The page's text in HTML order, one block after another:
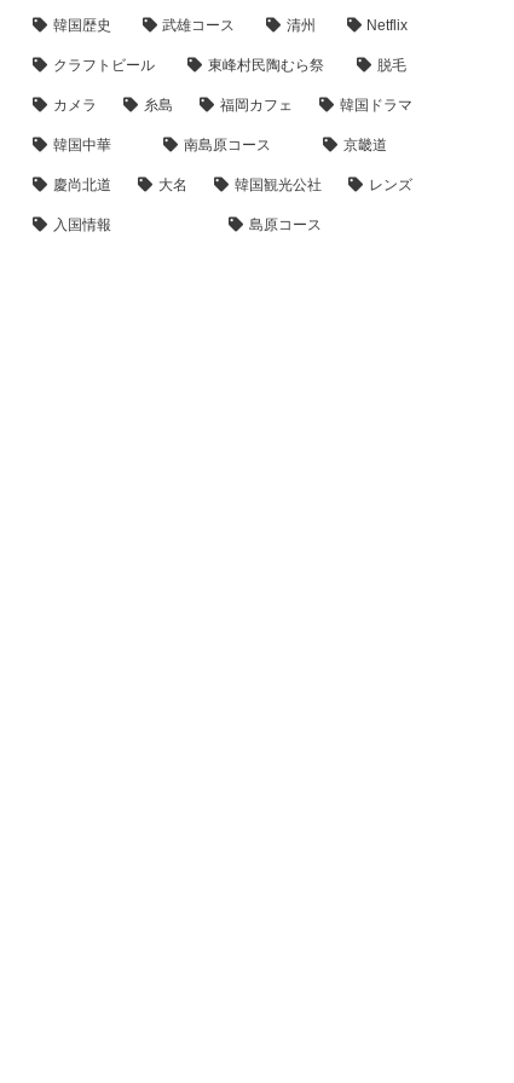
韓国歴史 武雄コース 清州 Netflix
クラフトビール 東峰村民陶むら祭 脱毛
カメラ 糸島 福岡カフェ 韓国ドラマ
韓国中華 南島原コース 京畿道
慶尚北道 大名 韓国観光公社 レンズ
入国情報 島原コース